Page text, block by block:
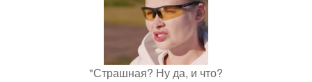
"Страшная? Ну да, и что?